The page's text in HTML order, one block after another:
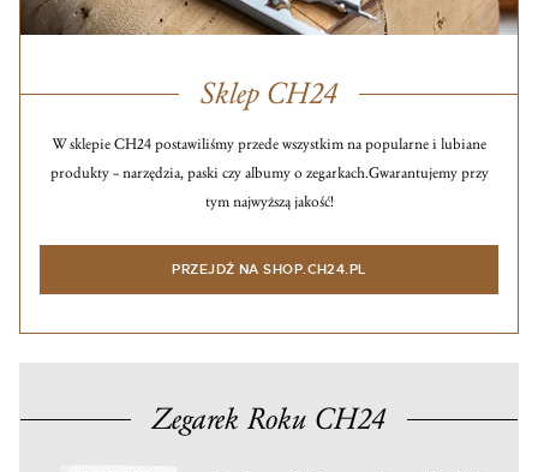
Sklep CH24
W sklepie CH24 postawiliśmy przede wszystkim na popularne i lubiane
produkty – narzędzia, paski czy albumy o zegarkach.Gwarantujemy przy
tym najwyższą jakość!
PRZEJDŹ NA SHOP.CH24.PL
Zegarek Roku CH24